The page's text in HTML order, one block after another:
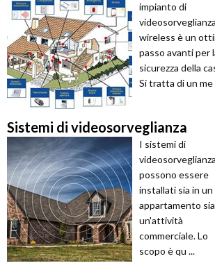
impianto di
videosorveglianza
wireless è un
passo avanti per
sicurezza della
Si tratta di un me
Sistemi di videosorveglianza
I sistemi di
videosorveglianza
possono essere
installati sia in un
appartamento
un'attività
commerciale. Lo
scopo è qu ...